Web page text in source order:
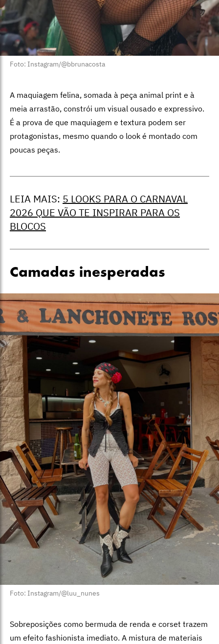
Foto: Instagram/@bbrunacosta
A maquiagem felina, somada à peça animal print e à
meia arrastão, constrói um visual ousado e expressivo.
É a prova de que maquiagem e textura podem ser
protagonistas, mesmo quando o look é montado com
poucas peças.
LEIA MAIS: 5 LOOKS PARA O CARNAVAL
2026 QUE VÃO TE INSPIRAR PARA OS
BLOCOS
Camadas inesperadas
Foto: Instagram/@luu_nunes
Sobreposições como bermuda de renda e corset trazem
um efeito fashionista imediato. A mistura de materiais